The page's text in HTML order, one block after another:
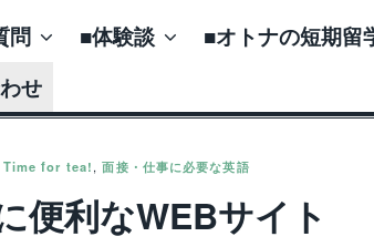
問
■体験談 ■オトナの短期留
せ
for tea!,面接・仕事に必要な英語
便利なWEBサイト